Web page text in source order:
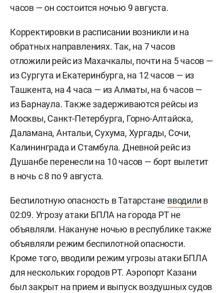
часов — он состоится ночью 9 августа.
Корректировки в расписании возникли и на
обратных направлениях. Так, на 7 часов
отложили рейс из Махачкалы, почти на 5 часов —
из Сургута и Екатеринбурга, на 12 часов — из
Ташкента, на 4 часа — из Алматы, на 6 часов —
из Барнаула. Также задерживаются рейсы из
Москвы, Санкт-Петербурга, Горно-Алтайска,
Даламана, Антальи, Сухума, Хургады, Сочи,
Калининграда и Стамбула. Дневной рейс из
Душанбе перенесли на 10 часов — борт вылетит
в ночь с 8 по 9 августа.
Беспилотную опасность в Татарстане вводили в
02:09. Угрозу атаки БПЛА на города РТ не
объявляли. Накануне ночью в республике также
объявляли режим беспилотной опасности.
Кроме того, вводили режим угрозы атаки БПЛА
для нескольких городов РТ. Аэропорт Казани
был закрыт на прием и выпуск воздушных судов